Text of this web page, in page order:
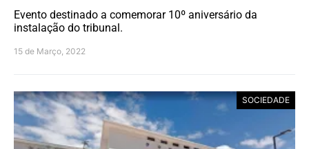
Evento destinado a comemorar 10º aniversário da
instalação do tribunal.
15 de Março, 2022
SOCIEDADE